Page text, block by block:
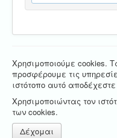
Χρησιμοποιούμε cookies.
προσφέρουμε τις
ιστότοπο αυτό
Χρησιμοποιώντας τον
των cookies.
Δέχομαι